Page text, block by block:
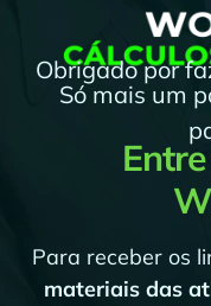
Obrigado por
Só mais um
Para receber os
materiais das